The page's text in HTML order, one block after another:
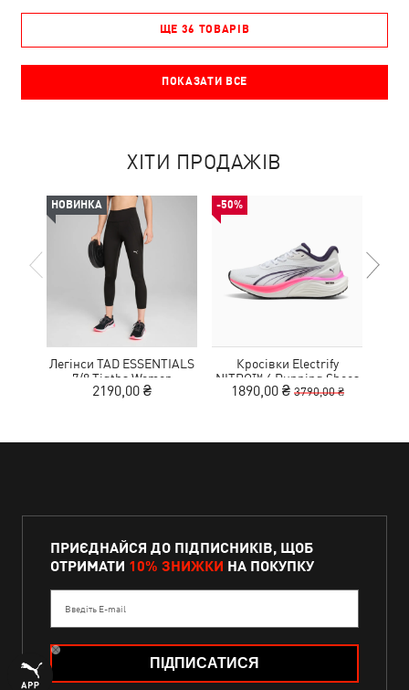
ЩЕ 36 ТОВАРІВ
ПОКАЗАТИ ВСЕ
ХІТИ ПРОДАЖІВ
НОВИНКА
Легінси TAD ESSENTIALS
7/8 Tigths Women
2190,00 ₴
-50%
Кросівки Electrify
NITRO™ 4 Running Shoes
Youth
1890,00 ₴ 3790,00 ₴
ПРИЄДНАЙСЯ ДО ПІДПИСНИКІВ, ЩОБ
ОТРИМАТИ 10% ЗНИЖКИ НА ПОКУПКУ
Введіть E-mail
ПІДПИСАТИСЯ